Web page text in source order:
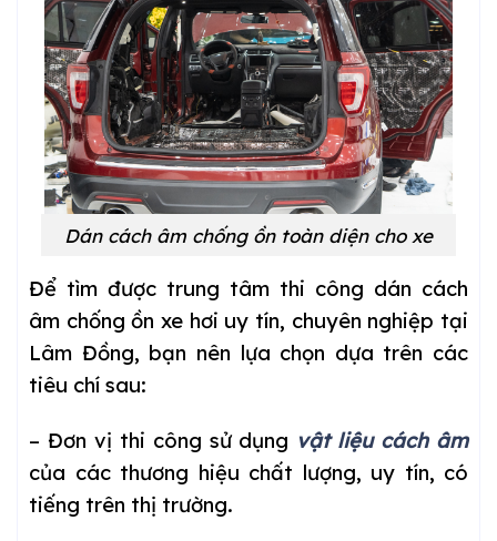
Dán cách âm chống ồn toàn diện cho xe
Để tìm được trung tâm thi công dán cách
âm chống ồn xe hơi uy tín, chuyên nghiệp tại
Lâm Đồng, bạn nên lựa chọn dựa trên các
tiêu chí sau:
– Đơn vị thi công sử dụng vật liệu cách âm
của các thương hiệu chất lượng, uy tín, có
tiếng trên thị trường.